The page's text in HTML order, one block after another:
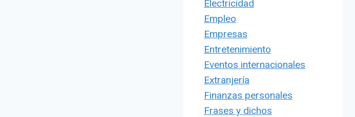
Electricidad
Empleo
Empresas
Entretenimiento
Eventos internacionales
Extranjería
Finanzas personales
Frases y dichos